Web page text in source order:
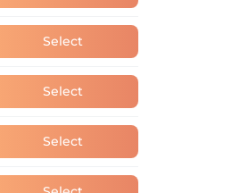
Select
Select
Select